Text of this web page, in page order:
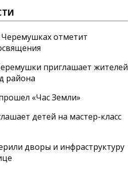
отметит
приглашает жителей
района
«Час Земли»
детей на мастер-класс
дворы и инфраструктуру